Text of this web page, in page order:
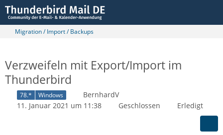
Migration / Import / Backups
Verzweifeln mit Export/Import im
Thunderbird
78.* Windows
BernhardV
11. Januar 2021 um 11:38
Geschlossen Erledigt